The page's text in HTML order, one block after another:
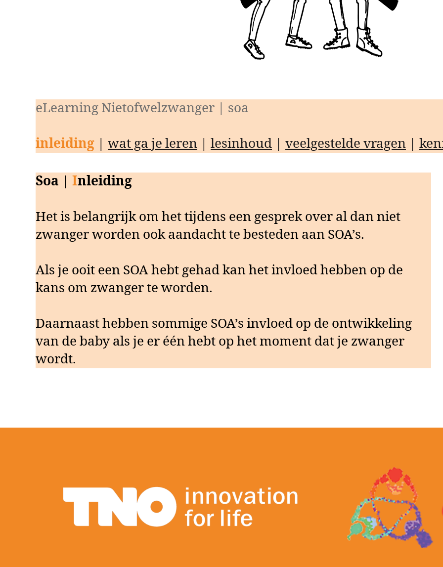
eLearning Nietofwelzwanger | soa
inleiding wat ga je leren lesinhoud veelgestelde vragen
Soa Inleiding
Het is belangrijk om het tijdens een gesprek over al dan niet
zwanger worden ook aandacht te besteden aan SOA’s.
Als je ooit een SOA hebt gehad kan het invloed hebben op de
kans om zwanger te worden.
Daarnaast hebben sommige SOA’s invloed op de ontwikkeling
van de baby als je er één hebt op het moment dat je zwanger
wordt.